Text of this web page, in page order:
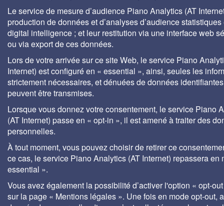
Le service de mesure d’audience Piano Analytics (AT
production de données et d’analyses d’audience statistiques
digital intelligence ; et leur restitution via une interface web
ou via export de ces données.
Lors de votre arrivée sur ce site Web, le service Piano
Internet) est configuré en « essential », ainsi, seules les
strictement nécessaires, et dénuées de données
peuvent être transmises.
Lorsque vous donnez votre consentement, le service Piano
(AT Internet) passe en « opt-in », il est amené à traiter des
personnelles.
À tout moment, vous pouvez choisir de retirer ce
ce cas, le service Piano Analytics (AT Internet) repassera en
essential ».
Vous avez également la possibilité d’activer l'option « opt-
sur la page « Mentions légales ». Une fois en mode opt-out,